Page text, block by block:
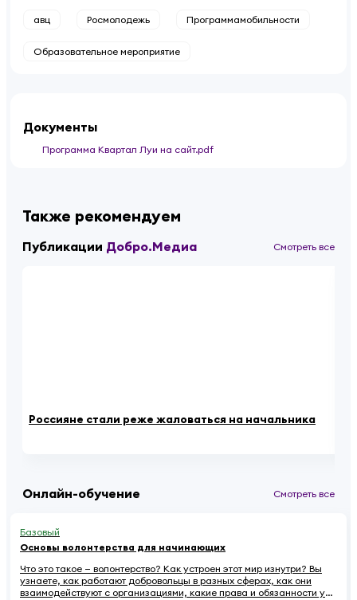
авц Росмолодежь Программамобильности
Образовательное мероприятие
Документы
Программа Квартал Луи на сайт.pdf
Также рекомендуем
Публикации Добро.Медиа Смотреть все
Россияне стали реже жаловаться на начальника
Онлайн-обучение Смотреть все
Базовый
Основы волонтерства для начинающих
Что это такое — волонтерство? Как устроен этот мир изнутри? Вы
узнаете, как работают добровольцы в разных сферах, как они
взаимодействуют с организациями, какие права и обязанности у